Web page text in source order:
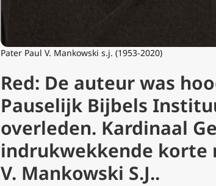
Pater Paul V. Mankowski s.j. (1953-2020)
Red: De auteur was
Pauselijk Bijbels
overleden. Kardinaal
indrukwekkende korte
V. Mankowski S.J..